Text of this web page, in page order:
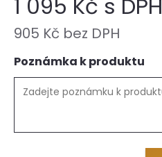
1 095 Kč s DPH
905 Kč bez DPH
Poznámka k produktu